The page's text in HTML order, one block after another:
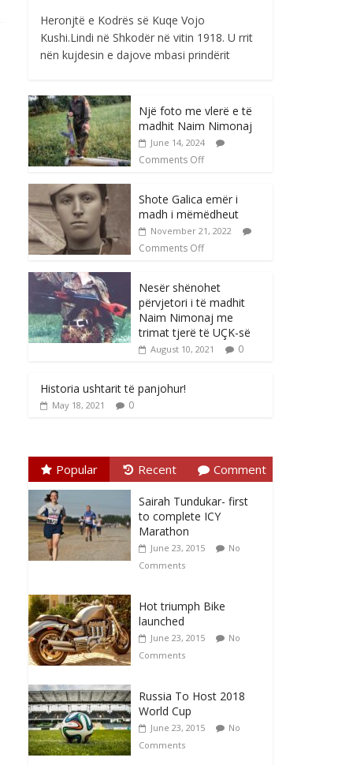
Heronjtë e Kodrës së Kuqe Vojo
Kushi.Lindi në Shkodër në vitin 1918. U rrit
nën kujdesin e dajove mbasi prindërit
Një foto me vlerë e të
madhit Naim Nimonaj
June 14, 2024
Comments Off
Shote Galica emër i
madh i mëmëdheut
November 21, 2022
Comments Off
Nesër shënohet
përvjetori i të madhit
Naim Nimonaj me
trimat tjerë të UÇK-së
August 10, 2021 0
Historia ushtarit të panjohur!
May 18, 2021 0
Popular Recent Comment
Sairah Tundukar- first
to complete ICY
Marathon
June 23, 2015
No
Comments
Hot triumph Bike
launched
June 23, 2015
No
Comments
Russia To Host 2018
World Cup
June 23, 2015
No
Comments